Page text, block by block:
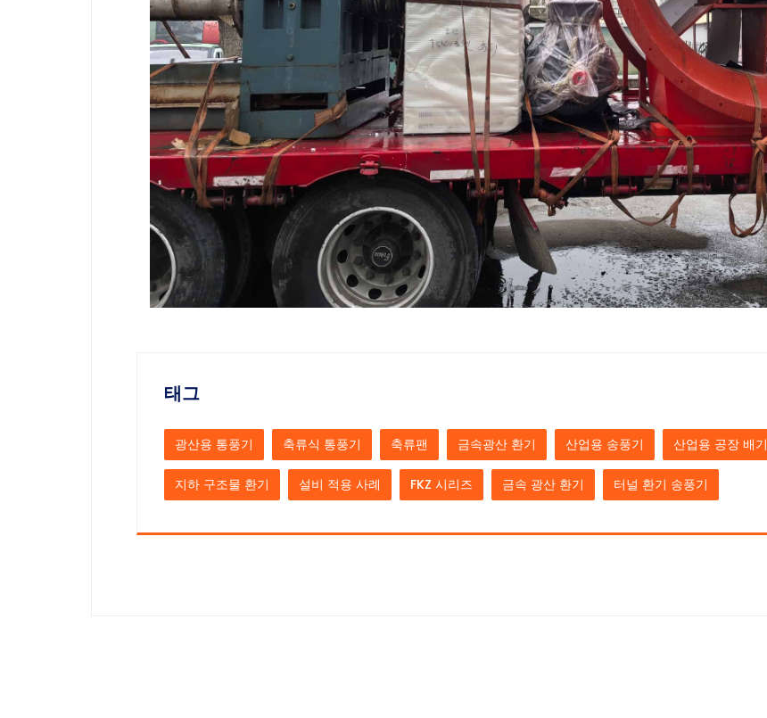
태그
광산용 통풍기 축류식 통풍기 축류팬 금속광산 환기 산업용 송풍기 산업용 공장 배기
지하 구조물 환기 설비 적용 사례 FKZ 시리즈 금속 광산 환기 터널 환기 송풍기